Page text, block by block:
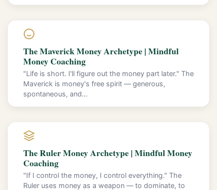
The Maverick Money Archetype | Mindful
Money Coaching
"Life is short. I'll figure out the money part later." The
Maverick is money's free spirit — generous,
spontaneous, and...
The Ruler Money Archetype | Mindful Money
Coaching
"If I control the money, I control everything." The
Ruler uses money as a weapon — to dominate, to